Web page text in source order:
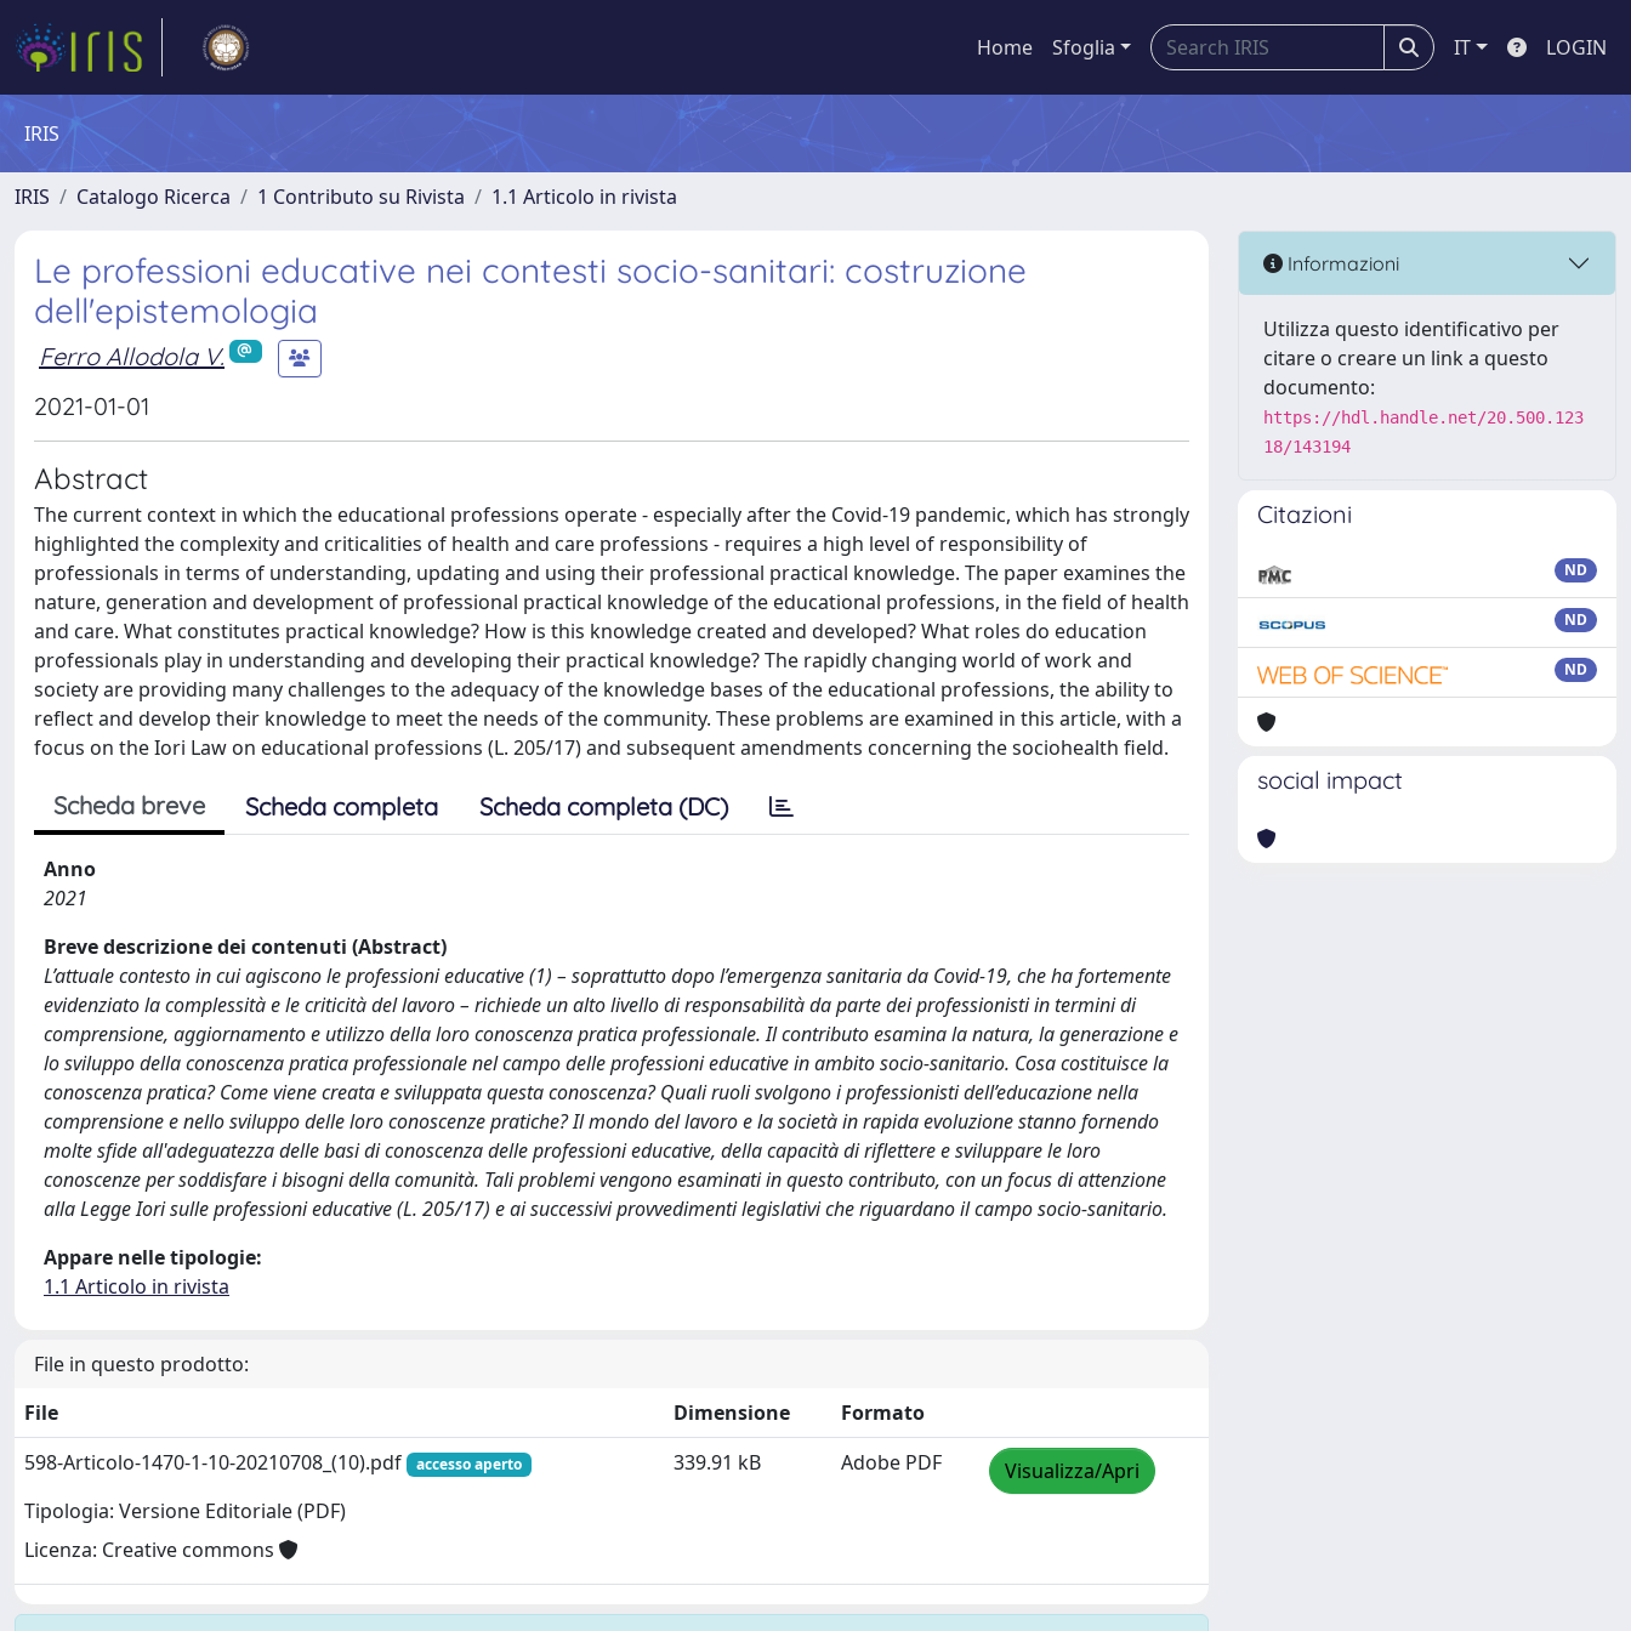
Home Sfoglia IT LOGIN
IRIS
IRIS Catalogo Ricerca 1 Contributo su Rivista 1.1 Articolo in rivista
Le professioni educative nei contesti socio-sanitari: costruzione
dell'epistemologia
Ferro Allodola V.
2021-01-01
Abstract
The current context in which the educational professions operate - especially after the Covid-19 pandemic, which has strongly
highlighted the complexity and criticalities of health and care professions - requires a high level of responsibility of
professionals in terms of understanding, updating and using their professional practical knowledge. The paper examines the
nature, generation and development of professional practical knowledge of the educational professions, in the field of health
and care. What constitutes practical knowledge? How is this knowledge created and developed? What roles do education
professionals play in understanding and developing their practical knowledge? The rapidly changing world of work and
society are providing many challenges to the adequacy of the knowledge bases of the educational professions, the ability to
reflect and develop their knowledge to meet the needs of the community. These problems are examined in this article, with a
focus on the Iori Law on educational professions (L. 205/17) and subsequent amendments concerning the sociohealth field.
Scheda breve Scheda completa Scheda completa (DC)
Anno
2021
Breve descrizione dei contenuti (Abstract)
L’attuale contesto in cui agiscono le professioni educative (1) – soprattutto dopo l’emergenza sanitaria da Covid-19, che ha fortemente
evidenziato la complessità e le criticità del lavoro – richiede un alto livello di responsabilità da parte dei professionisti in termini di
comprensione, aggiornamento e utilizzo della loro conoscenza pratica professionale. Il contributo esamina la natura, la generazione e
lo sviluppo della conoscenza pratica professionale nel campo delle professioni educative in ambito socio-sanitario. Cosa costituisce la
conoscenza pratica? Come viene creata e sviluppata questa conoscenza? Quali ruoli svolgono i professionisti dell’educazione nella
comprensione e nello sviluppo delle loro conoscenze pratiche? Il mondo del lavoro e la società in rapida evoluzione stanno fornendo
molte sfide all'adeguatezza delle basi di conoscenza delle professioni educative, della capacità di riflettere e sviluppare le loro
conoscenze per soddisfare i bisogni della comunità. Tali problemi vengono esaminati in questo contributo, con un focus di attenzione
alla Legge Iori sulle professioni educative (L. 205/17) e ai successivi provvedimenti legislativi che riguardano il campo socio-sanitario.
Appare nelle tipologie:
1.1 Articolo in rivista
File in questo prodotto:
File
Dimensione
Formato
598-Articolo-1470-1-10-20210708_(10).pdf
accesso aperto
Tipologia: Versione Editoriale (PDF)
Licenza: Creative commons
339.91 kB Adobe PDF Visualizza/Apri
Informazioni
Utilizza questo identificativo per
citare o creare un link a questo
documento:
https://hdl.handle.net/20.500.123
18/143194
Citazioni
ND
ND
ND
social impact